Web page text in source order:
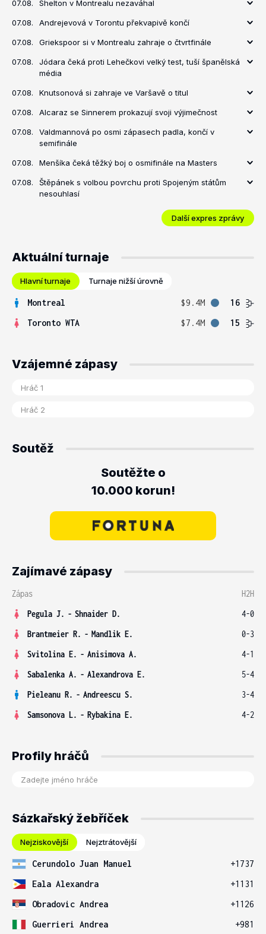
07.08. Shelton v Montrealu nezaváhal
07.08. Andrejevová v Torontu překvapivě končí
07.08. Griekspoor si v Montrealu zahraje o čtvrtfinále
07.08.
Jódara čeká proti Lehečkovi velký test, tuší španělská
média
07.08. Knutsonová si zahraje ve Varšavě o titul
07.08. Alcaraz se Sinnerem prokazují svoji výjimečnost
07.08.
Valdmannová po osmi zápasech padla, končí v
semifinále
07.08. Menšíka čeká těžký boj o osmifinále na Masters
07.08.
Štěpánek s volbou povrchu proti Spojeným státům
nesouhlasí
Další expres zprávy
Aktuální turnaje
Hlavní turnaje Turnaje nižší úrovně
Montreal $9.4M
16
Toronto WTA
$7.4M 15
Vzájemné zápasy
Soutěž
Soutěžte o
10.000 korun!
Zajímavé zápasy
Zápas
H2H
Pegula J. - Shnaider D.
4-0
Brantmeier R. - Mandlik E.
0-3
Svitolina E. - Anisimova A.
4-1
Sabalenka A. - Alexandrova E.
5-4
Pieleanu R. - Andreescu S.
3-4
Samsonova L. - Rybakina E. 4-2
Profily hráčů
Sázkařský žebříček
Nejziskovější Nejztrátovější
Cerundolo Juan Manuel
+1737
Eala Alexandra
+1131
Obradovic Andrea
+1126
Guerrieri Andrea
+981